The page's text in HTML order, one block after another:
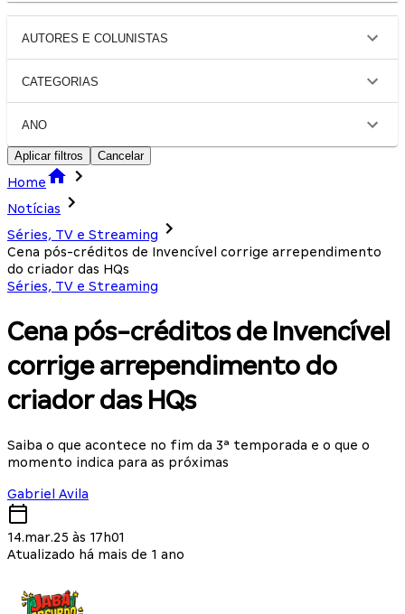
AUTORES E COLUNISTAS
CATEGORIAS
ANO
Aplicar filtros Cancelar
Home
Notícias
Séries, TV e Streaming
Cena pós-créditos de Invencível corrige arrependimento
do criador das HQs
Séries, TV e Streaming
Cena pós-créditos de Invencível
corrige arrependimento do
criador das HQs
Saiba o que acontece no fim da 3ª temporada e o que o
momento indica para as próximas
Gabriel Avila
14.mar.25 às 17h01
Atualizado há mais de 1 ano